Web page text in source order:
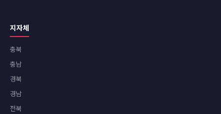
지자체
충북
충남
경북
경남
전북